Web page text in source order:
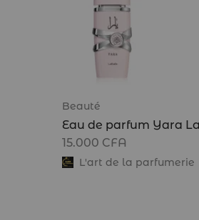
Beauté
Eau de parfum Yara
15.000 CFA
L'art de la parfumerie